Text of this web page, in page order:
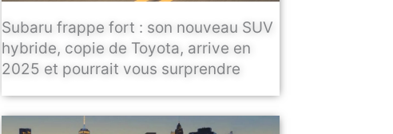
Subaru frappe fort : son nouveau SUV
hybride, copie de Toyota, arrive en
2025 et pourrait vous surprendre